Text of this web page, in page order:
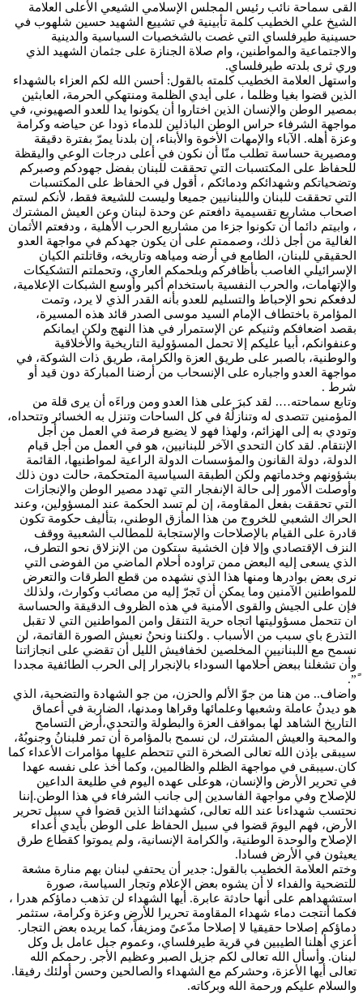
القى سماحة نائب رئيس المجلس الإسلامي الشيعي الأعلى العلامة
الشيخ علي الخطيب كلمة تأبينية في تشييع الشهيد حسين شلهوب في
حسينية طيرفلساي التي غصت بالشخصيات السياسية والدينية
والاجتماعية والمواطنين، وام صلاة الجنازة على جثمان الشهيد الذي
وري ثرى بلدته طيرفلساي.
واستهل العلامة الخطيب كلمته بالقول: أحسن الله لكم العزاء بالشهداء
الذين قضوا بغيا وظلما ، على أيدي الظلمة ومنتهكي الحرمة، العابثين
بمصير الوطن والإنسان الذين اختاروا أن يكونوا يدا للعدو الصهيوني، في
مواجهة الشرفاء حراس الوطن الباذلين للدماء ذودا عن حياضه وكرامة
وعزة أهله. الآباء والإمهات الأخوة والأبناء، إن بلدنا يمرّ بفترة دقيقة
ومصيرية حساسة تطلب منّا أن نكون في أعلى درجات الوعي واليقظة
للحفاظ على المكتسبات التي تحققت للبنان بفضل جهودكم وصبركم
وتضحياتكم وشهدائكم ودمائكم ، أقول في الحفاظ على المكتسبات
التي تحققت للبنان واللبنانيين جميعا وليست للشيعة فقط، لأنكم لستم
اصحاب مشاريع تقسيمية دافعتم عن وحدة لبنان وعن العيش المشترك
، وابيتم دائما أن تكونوا جزءا من مشاريع الحرب الأهلية ، ودفعتم الأثمان
الغالية من أجل ذلك، وصممتم على أن يكون جهدكم في مواجهة العدو
الحقيقي للبنان، الطامع في أرضه ومياهه وتاريخه، وقاتلتم الكيان
الإسرائيلي الغاصب بأظافركم وبلحمكم العاري، وتحملتم التشكيكات
والإتهامات، والحرب النفسية باستخدام أكبر وأوسع الشبكات الإعلامية،
لدفعكم نحو الإحباط والتسليم للعدو بأنه القدر الذي لا يرد، وتمت
المؤامرة باختطاف الإمام السيد موسى الصدر قائد هذه المسيرة،
بقصد اضعافكم وثنيكم عن الإستمرار في هذا النهج ولكن ايمانكم
وعنفوانكم، أبيا عليكم إلا تحمل المسؤولية التاريخية والأخلاقية
والوطنية، بالصبر على طريق العزة والكرامة، طريق ذات الشوكة، في
مواجهة العدو واجباره على الإنسحاب من أرضنا المباركة دون قيد أو
شرط .
وتابع سماحته…. لقد كبرَ على هذا العدو ومن وراءَه أن يرى قلة من
المؤمنين تتصدى له وتنازلُهُ في كل الساحات وتنزل به الخسائر وتتحداه،
وتودي به إلى الهزائم، ولهذا فهو لا يضيع فرصة في العمل من أجل
الإنتقام. لقد كان التحدي الآخر للبنانيين، هو في العمل من أجل قيام
الدولة، دولة القانون والمؤسسات الدولة الراعية لمواطنيها، القائمة
بشؤونهم وخدماتهم ولكن الطبقة السياسية المتحكمة، حالت دون ذلك
وأوصلت الأمور إلى حالة الإنفجار التي تهدد مصير الوطن والإنجازات
التي تحققت بفعل المقاومة، إن لم تسد الحكمة عند المسؤولين، وعند
الحراك الشعبي للخروج من هذا المأزق الوطني، بتأليف حكومة تكون
قادرة على القيام بالإصلاحات والإستجابة للمطالب الشعبية ووقف
النزف الإقتصادي وإلا فإن الخشية ستكون من الإنزلاق نحو التطرف،
الذي يسعى إليه البعض ممن تراوده أحلام الماضي من الفوضى التي
نرى بعض بوادرها ومنها هذا الذي نشهده من قطع الطرقات والتعرض
للمواطنين الآمنين وما يمكن أن تَجرّ إليه من مصائب وكوارث، ولذلك
فإن على الجيش والقوى الأمنية في هذه الظروف الدقيقة والحساسة
ان تتحمل مسؤوليتها اتجاه حرية التنقل وامن المواطنين التي لا تقبل
التذرع باي سبب من الأسباب . ولكننا ونحنُ نعيش الصورة القاتمة، لن
نسمح مع اللبنانيين المخلصين لخفافيش الليل أن تقضي على انجازاتنا
وأن تشغلنا ببعض أحلامها السوداء بالإنجرار إلى الحرب الطائفية مجددا
ً”.
واضاف.. من هنا من جوّ الألم والحزن، من جو الشهادة والتضحية، الذي
هو ديدنُ عاملة وشعبها وعلمائها وقراها ومدنها، الضاربة في أعماق
التاريخ الشاهد لها بمواقف العزة والبطولة والتحدي،أرض التسامح
والمحبة والعيش المشترك، لن نسمح بالمؤامرة أن تمر فلبنانُ وجنوبُهُ،
سيبقى بإذن الله تعالى الصخرة التي تتحطم عليها مؤامرات الأعداء كما
كان.سيبقى في مواجهة الظلم والظالمين، وكما أخذ على نفسه عهدا
في تحرير الأرض والإنسان، هوعلى عهده اليوم في طليعة الداعين
للإصلاح وفي مواجهة الفاسدين إلى جانب الشرفاء في هذا الوطن.إننا
نحتسب شهداءنا عند الله تعالى، كشهدائنا الذين قضوا في سبيل تحرير
الأرض، فهم اليومَ قضوا في سبيل الحفاظ على الوطن بأيدي أعداء
الإصلاح والوحدة الوطنية، والكرامة الإنسانية، ولم يموتوا كقطاع طرق
يعيثون في الأرض فسادا.
وختم العلامة الخطيب بالقول: جدير أن يحتفي لبنان بهم منارة مشعة
للتضحية والفداء لا أن يشوه بعض الإعلام وتجار السياسة، صورة
استشهداهم على أنها حادثة عابرة. أيها الشهداء لن تذهب دماؤكم هدرا ،
فكما أنتجت دماء شهداء المقاومة تحريرا للأرض وعزة وكرامة، ستثمر
دماؤكم إصلاحا حقيقيا لا إصلاحا مدّعىً ومزيفاً، كما يريده بعض التجار.
أعزي أهلنا الطيبين في قرية طيرفلساي، وعموم جبل عامل بل وكل
لبنان. وأسأل الله تعالى لكم جزيل الصبر وعظيم الأجر. رحمكم الله
تعالى أيها الأعزة، وحشركم مع الشهداء والصالحين وحسن أولئك رفيقا.
والسلام عليكم ورحمة الله وبركاته.